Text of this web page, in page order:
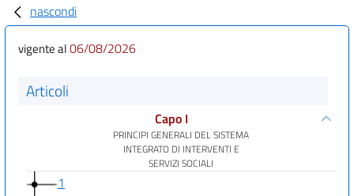
nascondi
vigente al06/08/2026
Articoli
Capo I
PRINCIPI GENERALI DEL SISTEMA
INTEGRATO DI INTERVENTI E
SERVIZI SOCIALI
1